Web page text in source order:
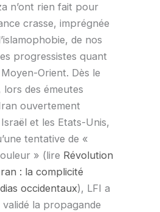
n’ont rien fait pour
crasse, imprégnée
de nos
progressistes quant
Orient. Dès le
lors des émeutes
ouvertement
et les Etats-Unis,
tentative de «
» (lire Révolution
: la complicité
occidentaux), LFI a
validé la propagande